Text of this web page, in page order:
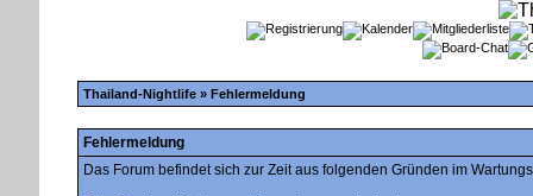
Thailand-Nightlife » Fehlermeldung
Fehlermeldung
Das Forum befindet sich zur Zeit aus folgenden Gründen im